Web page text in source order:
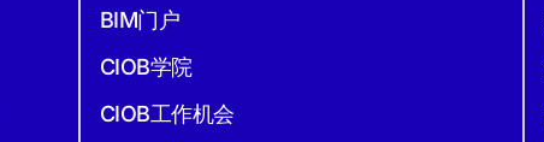
BIM门户
CIOB学院
CIOB工作机会